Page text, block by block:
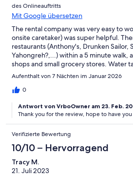
des Onlineauftritts
Mit Google übersetzen
The rental company was very easy to
onsite caretaker) was super helpful.
restaurants (Anthony's, Drunken Sailor,
Yahongreh?,...) within a 5 minute walk,
shops and small grocery stores. Water
minute walk. The unit was very clean
were fantastic. Everything that was
mention the noise from Frank's
extremely loud in the bedroom, and
the weekends. If not for the noise
return to Bella Luna again and again. As
look for other locations managed by this
Aufenthalt von 7 Nächten im Januar 2026
0
Antwort von VrboOwner am 23. Feb.
Thank you for the review, hope to have
Verifizierte Bewertung
10/10 – Hervorragend
Tracy M.
21. Juli 2023